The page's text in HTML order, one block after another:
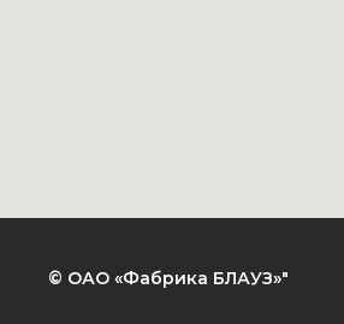
© ОАО «Фабрика БЛАУЗ»"